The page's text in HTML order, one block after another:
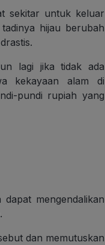
sekitar untuk keluar
hijau berubah
lagi jika tidak ada
kekayaan alam di
pundi rupiah yang
mengendalikan
dan memutuskan